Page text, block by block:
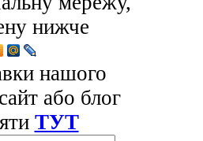
нижче
нашого
або блог
ТУТ